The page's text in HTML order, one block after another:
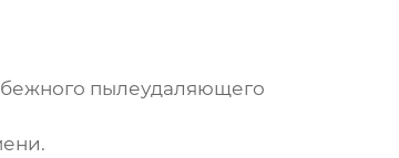
пылеудаляющего